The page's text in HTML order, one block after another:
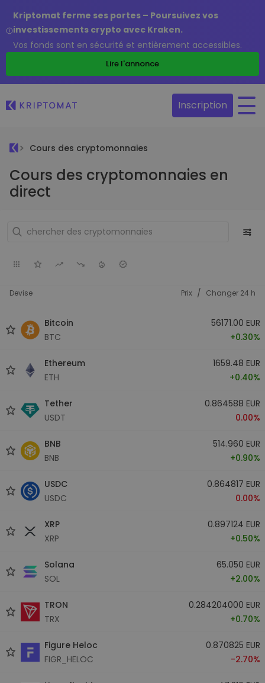
Kriptomat ferme ses portes – Poursuivez vos
investissements crypto avec Kraken.
Vos fonds sont en sécurité et entièrement accessibles.
Lire l'annonce
Inscription
Cours des cryptomonnaies
Cours des cryptomonnaies en
direct
Devise Prix / Changer 24 h
Bitcoin
BTC
56171.00 EUR
+0.30%
Ethereum
ETH
1659.48 EUR
+0.40%
Tether
USDT
0.864588 EUR
0.00%
BNB
BNB
514.960 EUR
+0.90%
USDC
USDC
0.864817 EUR
0.00%
XRP
XRP
0.897124 EUR
+0.50%
Solana
SOL
65.050 EUR
+2.00%
TRON
TRX
0.284204000 EUR
+0.70%
Figure Heloc
FIGR_HELOC
0.870825 EUR
-2.70%